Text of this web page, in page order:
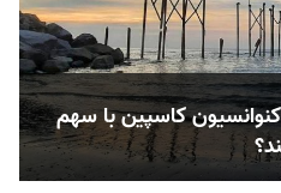
کاسپین با سهم